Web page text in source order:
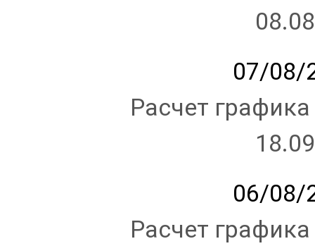
07/08/
Расчет
06/08/
Расчет